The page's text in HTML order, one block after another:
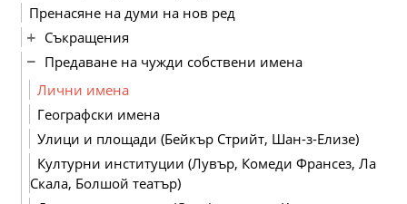
Пренасяне на думи на нов ред
Съкращения
Предаване на чужди собствени имена
Лични имена
Географски имена
Улици и площади (Бейкър Стрийт, Шан-з-Елизе)
Културни институции (Лувър, Комеди Франсез, Ла
Скала, Болшой театър)